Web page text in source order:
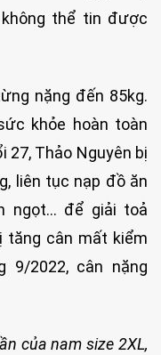
thể tin được
nặng đến 85kg.
khỏe hoàn toàn
27, Thảo Nguyên bị
liên tục nạp đồ ăn
ngọt… để giải toả
tăng cân mất kiểm
9/2022, cân nặng
của nam size 2XL,